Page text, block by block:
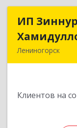
ИП
Лениногорск
Клиентов на